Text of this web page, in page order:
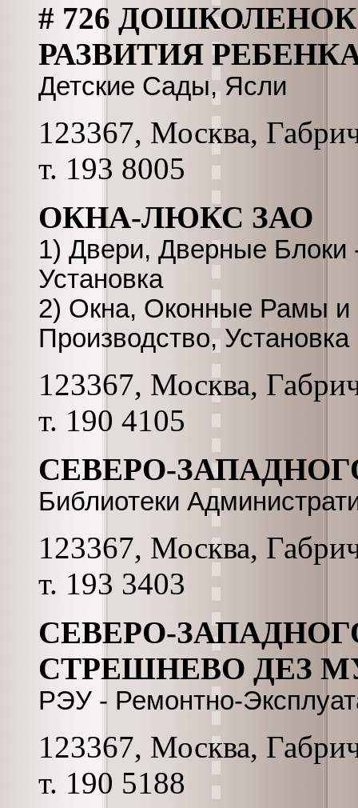
# 726
РАЗВИТИЯ
Детские Сады, Ясли
123367, Москва,
т. 193 8005
ОКНА-ЛЮКС ЗАО
1) Двери, Дверные Блоки
Установка
2) Окна, Оконные Рамы и
Производство, Установка
123367, Москва,
т. 190 4105
СЕВЕРО-
Библиотеки
123367, Москва,
т. 193 3403
СЕВЕРО-
СТРЕШНЕВО ДЕЗ
РЭУ - Ремонтно-
123367, Москва,
т. 190 5188